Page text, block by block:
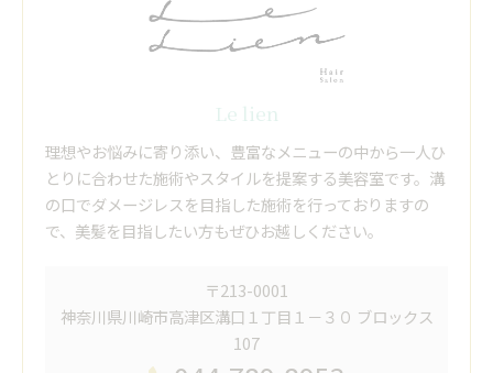
Le lien
理想やお悩みに寄り添い、豊富なメニューの中から一人ひ
とりに合わせた施術やスタイルを提案する美容室です。溝
の口でダメージレスを目指した施術を行っておりますの
で、美髪を目指したい方もぜひお越しください。
〒213-0001
神奈川県川崎市高津区溝口１丁目１－３０ ブロックス
107